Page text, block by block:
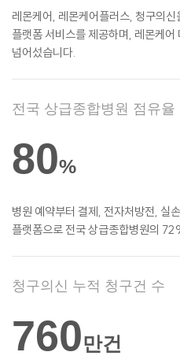
레몬케어, 레몬케어플러스, 청구의신
플랫폼 서비스를 제공하며, 레몬케
넘어섰습니다.
전국 상급종합병원 점유율
80%
병원 예약부터 결제, 전자처방전, 실손
플랫폼으로 전국 상급종합병원의
청구의신 누적 청구건 수
760만건